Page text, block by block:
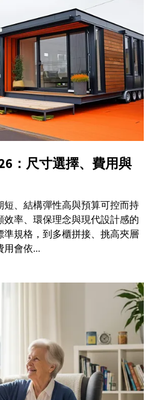
：尺寸選擇、費用與
短、結構彈性高與預算可控而持
率、環保理念與現代設計感的
準規格，到多櫃拼接、挑高夾層
用會依...